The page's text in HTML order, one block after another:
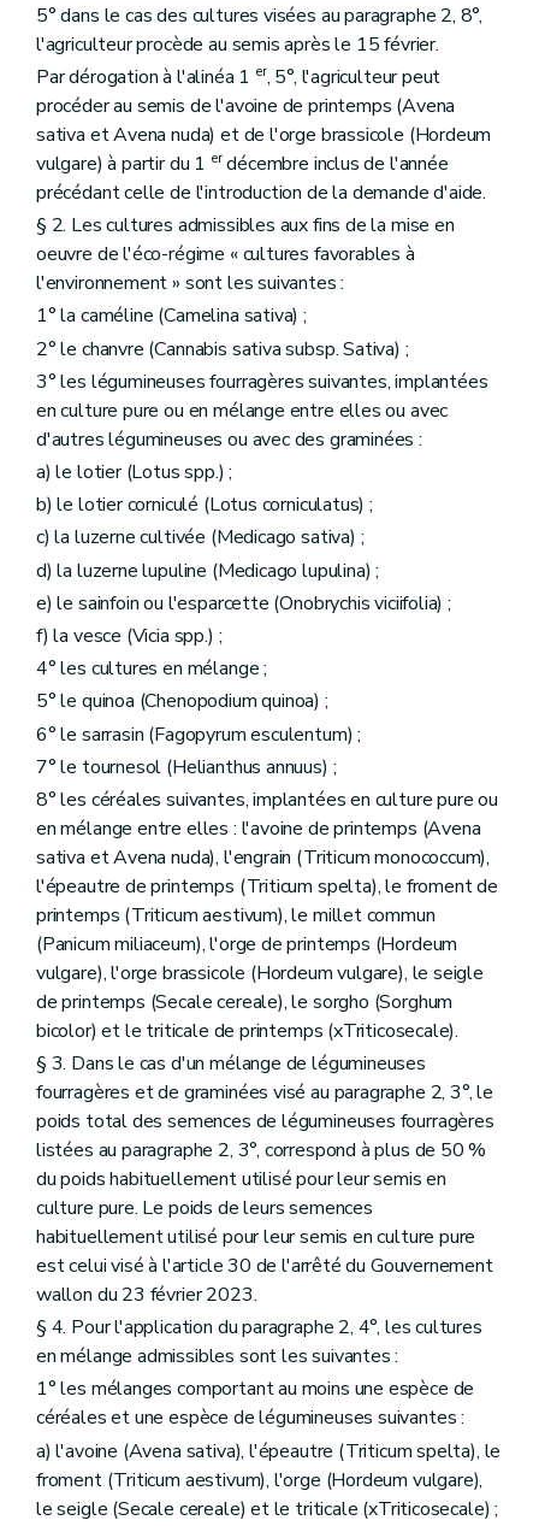
5° dans le cas des cultures visées au paragraphe 2, 8°,
l'agriculteur procède au semis après le 15 février.
Par dérogation à l'alinéa 1 er, 5°, l'agriculteur peut
procéder au semis de l'avoine de printemps (Avena
sativa et Avena nuda) et de l'orge brassicole (Hordeum
vulgare) à partir du 1 erdécembre inclus de l'année
précédant celle de l'introduction de la demande d'aide.
§ 2. Les cultures admissibles aux fins de la mise en
oeuvre de l'éco-régime « cultures favorables à
l'environnement » sont les suivantes :
1° la caméline (Camelina sativa) ;
2° le chanvre (Cannabis sativa subsp. Sativa) ;
3° les légumineuses fourragères suivantes, implantées
en culture pure ou en mélange entre elles ou avec
d'autres légumineuses ou avec des graminées :
a) le lotier (Lotus spp.) ;
b) le lotier corniculé (Lotus corniculatus) ;
c) la luzerne cultivée (Medicago sativa) ;
d) la luzerne lupuline (Medicago lupulina) ;
e) le sainfoin ou l'esparcette (Onobrychis viciifolia) ;
f) la vesce (Vicia spp.) ;
4° les cultures en mélange ;
5° le quinoa (Chenopodium quinoa) ;
6° le sarrasin (Fagopyrum esculentum) ;
7° le tournesol (Helianthus annuus) ;
8° les céréales suivantes, implantées en culture pure ou
en mélange entre elles : l'avoine de printemps (Avena
sativa et Avena nuda), l'engrain (Triticum monococcum),
l'épeautre de printemps (Triticum spelta), le froment de
printemps (Triticum aestivum), le millet commun
(Panicum miliaceum), l'orge de printemps (Hordeum
vulgare), l'orge brassicole (Hordeum vulgare), le seigle
de printemps (Secale cereale), le sorgho (Sorghum
bicolor) et le triticale de printemps (xTriticosecale).
§ 3. Dans le cas d'un mélange de légumineuses
fourragères et de graminées visé au paragraphe 2, 3°, le
poids total des semences de légumineuses fourragères
listées au paragraphe 2, 3°, correspond à plus de 50 %
du poids habituellement utilisé pour leur semis en
culture pure. Le poids de leurs semences
habituellement utilisé pour leur semis en culture pure
est celui visé à l'article 30 de l'arrêté du Gouvernement
wallon du 23 février 2023.
§ 4. Pour l'application du paragraphe 2, 4°, les cultures
en mélange admissibles sont les suivantes :
1° les mélanges comportant au moins une espèce de
céréales et une espèce de légumineuses suivantes :
a) l'avoine (Avena sativa), l'épeautre (Triticum spelta), le
froment (Triticum aestivum), l'orge (Hordeum vulgare),
le seigle (Secale cereale) et le triticale (xTriticosecale) ;